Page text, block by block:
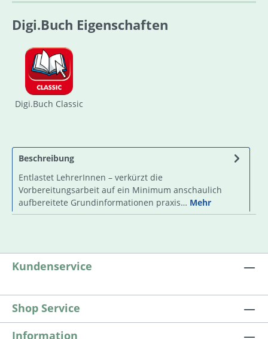
Digi.Buch Eigenschaften
Digi.Buch Classic
Beschreibung
Entlastet LehrerInnen – verkürzt die
Vorbereitungsarbeit auf ein Minimum anschaulich
aufbereitete Grundinformationen praxis… Mehr
Kundenservice
Shop Service
Information